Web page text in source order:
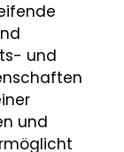
und
und